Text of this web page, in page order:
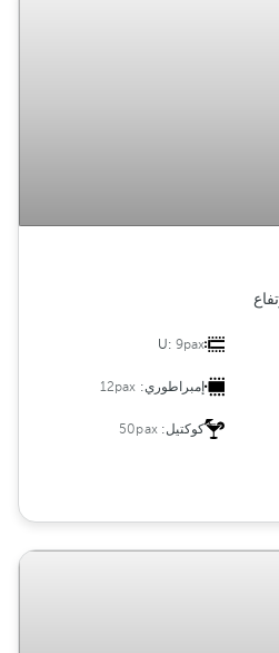
U: 9pax
إمبراطوري: 12pax
كوكتيل:50pax